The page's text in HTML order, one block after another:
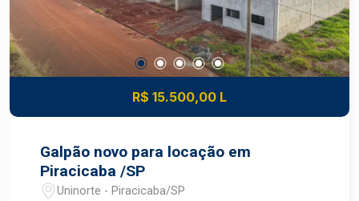
R$ 15.500,00 L
Galpão novo para locação em
Piracicaba /SP
Uninorte - Piracicaba/SP